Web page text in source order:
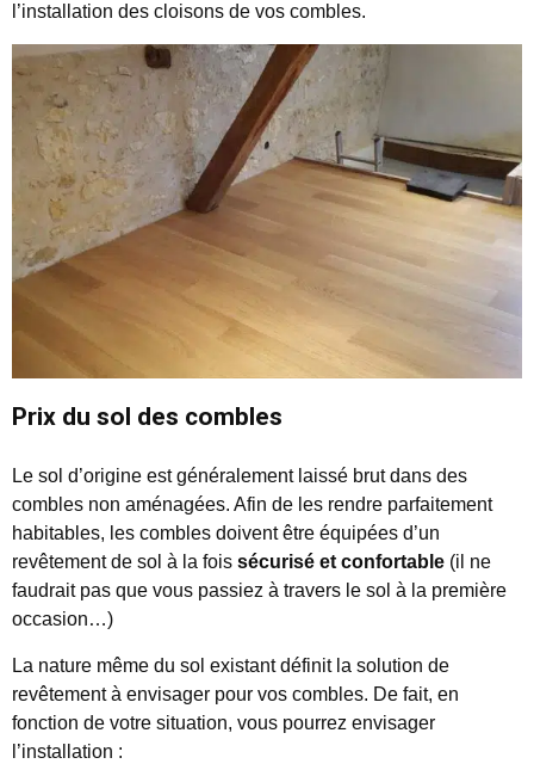
l’installation des cloisons de vos combles.
Prix du sol des combles
Le sol d’origine est généralement laissé brut dans des
combles non aménagées. Afin de les rendre parfaitement
habitables, les combles doivent être équipées d’un
revêtement de sol à la fois sécurisé et confortable (il ne
faudrait pas que vous passiez à travers le sol à la première
occasion…)
La nature même du sol existant définit la solution de
revêtement à envisager pour vos combles. De fait, en
fonction de votre situation, vous pourrez envisager
l’installation :